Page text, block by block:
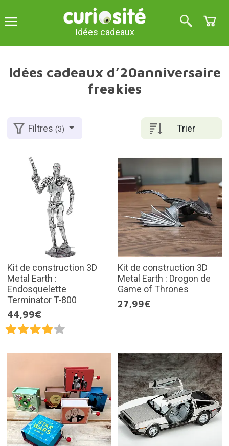
Idées cadeaux
Idées cadeaux d’20anniversaire
freakies
Trier
Filtres(3)
Kit de construction 3D
Metal Earth :
Endosquelette
Terminator T-800
44,99€
Kit de construction 3D
Metal Earth : Drogon de
Game of Thrones
27,99€